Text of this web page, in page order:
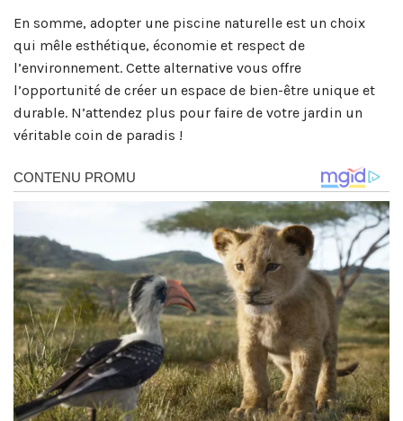
En somme, adopter une piscine naturelle est un choix
qui mêle esthétique, économie et respect de
l’environnement. Cette alternative vous offre
l’opportunité de créer un espace de bien-être unique et
durable. N’attendez plus pour faire de votre jardin un
véritable coin de paradis !